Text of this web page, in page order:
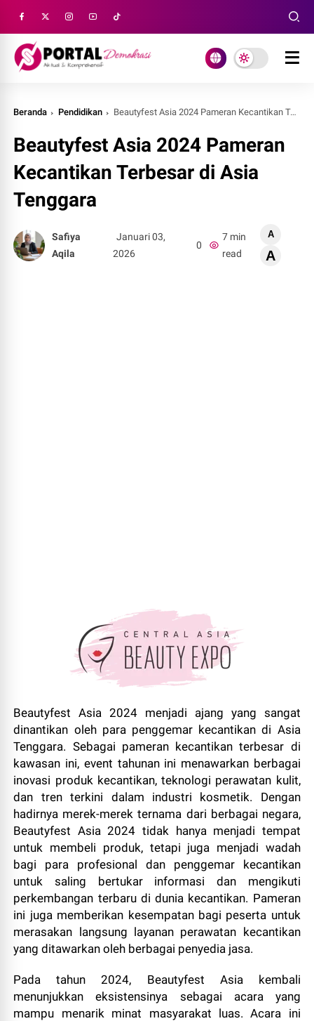
Beranda Pendidikan Beautyfest Asia 2024 Pameran Kecantikan Terbesar di Asia Tenggara
Beautyfest Asia 2024 Pameran
Kecantikan Terbesar di Asia
Tenggara
Safiya
Aqila
Januari 03,
2026
0
7 min
read
A
A
Beautyfest Asia 2024 menjadi ajang yang sangat
dinantikan oleh para penggemar kecantikan di Asia
Tenggara. Sebagai pameran kecantikan terbesar di
kawasan ini, event tahunan ini menawarkan berbagai
inovasi produk kecantikan, teknologi perawatan kulit,
dan tren terkini dalam industri kosmetik. Dengan
hadirnya merek-merek ternama dari berbagai negara,
Beautyfest Asia 2024 tidak hanya menjadi tempat
untuk membeli produk, tetapi juga menjadi wadah
bagi para profesional dan penggemar kecantikan
untuk saling bertukar informasi dan mengikuti
perkembangan terbaru di dunia kecantikan. Pameran
ini juga memberikan kesempatan bagi peserta untuk
merasakan langsung layanan perawatan kecantikan
yang ditawarkan oleh berbagai penyedia jasa.
Pada tahun 2024, Beautyfest Asia kembali
menunjukkan eksistensinya sebagai acara yang
mampu menarik minat masyarakat luas. Acara ini